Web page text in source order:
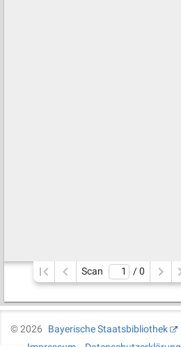
Scan / 0
©2026
Bayerische Staatsbibliothek